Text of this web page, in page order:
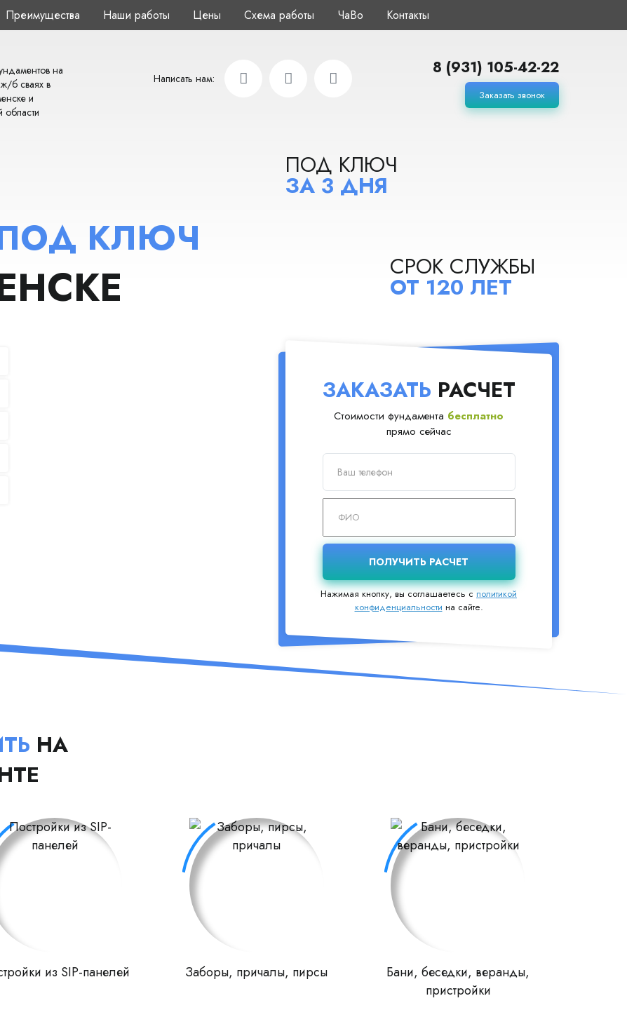
Преимущества Наши работы Цены Схема работы ЧаВо Контакты
на
б сваях в
и
области
Написать нам:
8 (931) 105-42-22
Заказать звонок
КЛЮЧ
ПОД КЛЮЧ
ЗА 3 ДНЯ
СРОК СЛУЖБЫ
ОТ 120 ЛЕТ
ЗАКАЗАТЬ РАСЧЕТ
Стоимости фундамента бесплатно
прямо сейчас
Нажимая кнопку, вы соглашаетесь сполитикой
конфиденциальности на сайте.
НА
из SIP-панелей Заборы, причалы, пирсы
Бани, беседки, веранды,
пристройки